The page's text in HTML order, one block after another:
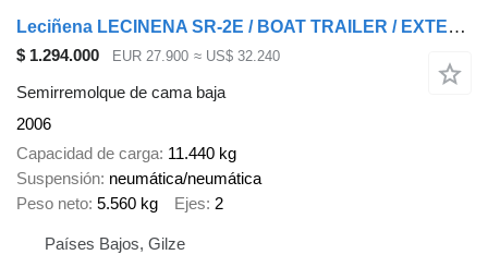
Leciñena LECINENA SR-2E / BOAT TRAILER / EXTENDABLE
$ 1.294.000 EUR 27.900 ≈ US$ 32.240
Semirremolque de cama baja
2006
Capacidad de carga 11.440 kg
Suspensión neumática/neumática
Peso neto 5.560 kg Ejes 2
Países Bajos, Gilze